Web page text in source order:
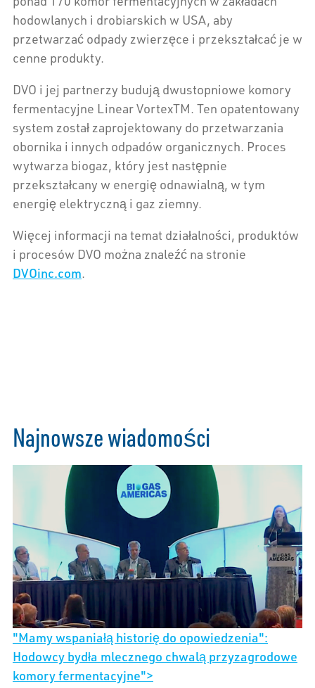
hodowlanych i drobiarskich w USA, aby
przetwarzać odpady zwierzęce i przekształcać je w
cenne produkty.
DVO i jej partnerzy budują dwustopniowe komory
fermentacyjne Linear VortexTM. Ten opatentowany
system został zaprojektowany do przetwarzania
obornika i innych odpadów organicznych. Proces
wytwarza biogaz, który jest następnie
przekształcany w energię odnawialną, w tym
energię elektryczną i gaz ziemny.
Więcej informacji na temat działalności, produktów
i procesów DVO można znaleźć na stronie
DVOinc.com.
Najnowsze wiadomości
"Mamy wspaniałą historię do opowiedzenia":
Hodowcy bydła mlecznego chwalą przyzagrodowe
komory fermentacyjne">